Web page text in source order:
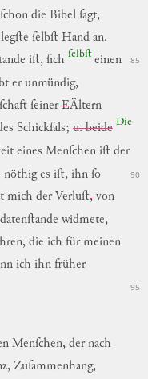
ſchon die Bibel ſagt,
legſte ſelbſt Hand an.
iſt, ſich ſelbſt einen 85
er unmündig,
ſeiner EÄltern
Schickſals; u. beide Die
eines Menſchen iſt der
nöthig es iſt, ihn ſo 90
mich der Verluſt, von
widmete,
, die ich für meinen
ich ihn früher
95
Menſchen, der nach
, Zuſammenhang,